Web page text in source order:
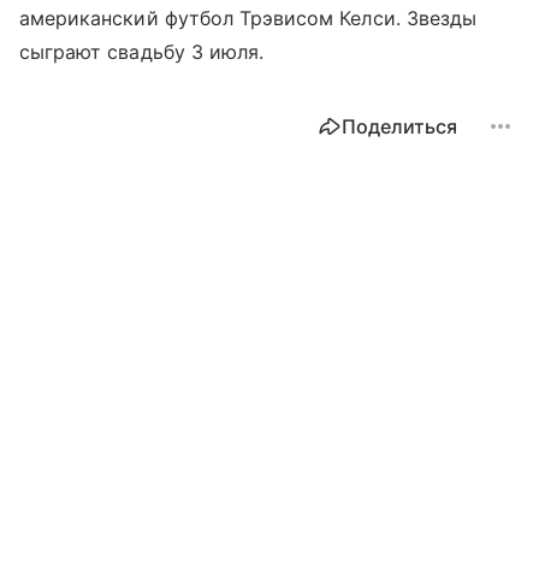
американский футбол Трэвисом Келси. Звезды
сыграют свадьбу 3 июля.
Поделиться